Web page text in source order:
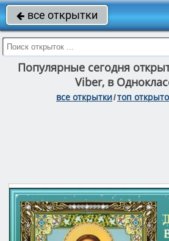
 все открытки
Популярные сегодня
Viber, в
все открытки/топ